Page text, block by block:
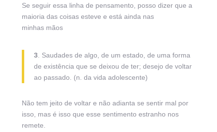
Se seguir essa linha de pensamento, posso dizer que a
maioria das coisas esteve e está ainda nas
minhas mãos
3 . Saudades de algo, de um estado, de uma forma
de existência que se deixou de ter; desejo de voltar
ao passado. (n. da vida adolescente)
Não tem jeito de voltar e não adianta se sentir mal por
isso, mas é isso que esse sentimento estranho nos
remete.